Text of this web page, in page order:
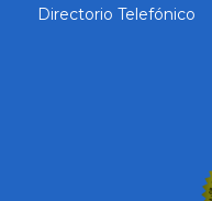
Directorio Telefónico